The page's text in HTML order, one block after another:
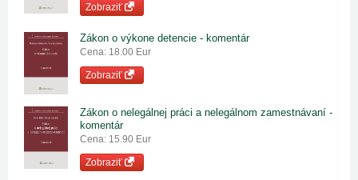
Zobraziť
Zákon o výkone detencie - komentár
Cena: 18.00 Eur
Zobraziť
Zákon o nelegálnej práci a nelegálnom zamestnávaní -
komentár
Cena: 15.90 Eur
Zobraziť